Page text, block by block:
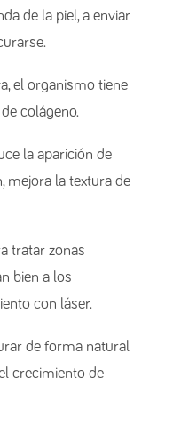
de la piel, a enviar
el organismo tiene
colágeno.
la aparición de
mejora la textura de
tratar zonas
bien a los
con láser.
de forma natural
crecimiento de